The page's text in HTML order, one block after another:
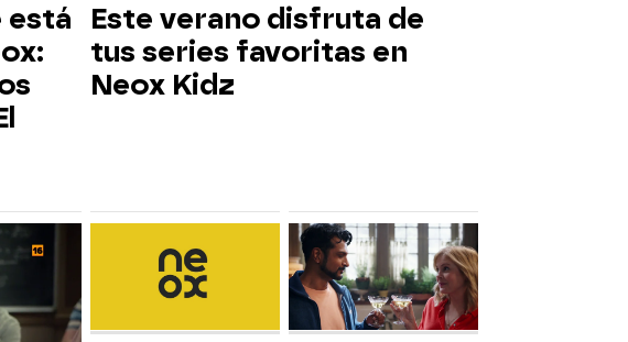
está
Este verano disfruta de
tus series favoritas en
Neox Kidz